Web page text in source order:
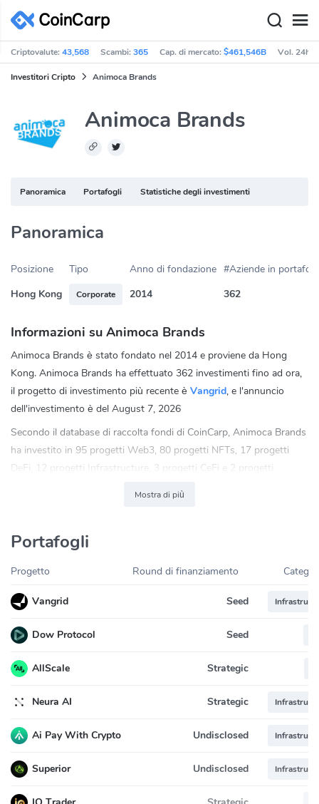
Criptovalute:43,568 Scambi:365 Cap. di mercato:$461,546B Vol. 24h:
Investitori Cripto Animoca Brands
Animoca Brands
Panoramica Portafogli Statistiche degli investimenti
Panoramica
Posizione
Hong Kong
Tipo
Corporate
Anno di fondazione
2014
#Aziende in
362
Informazioni su Animoca Brands
Animoca Brands è stato fondato nel 2014 e proviene da Hong
Kong. Animoca Brands ha effettuato 362 investimenti fino ad ora,
il progetto di investimento più recente è Vangrid, e l'annuncio
dell'investimento è del August 7, 2026
Secondo il database di raccolta fondi di CoinCarp, Animoca Brands
ha investito in 95 progetti Web3, 80 progetti NFTs, 17 progetti
DeFi, 12 progetti Infrastructure, 3 progetti CeFi e 2 progetti
Twitter: https://twitter.com/animocabrands
Mostra di più
Portafogli
Progetto Round di finanziamento
Vangrid Seed
Dow Protocol Seed
AllScale Strategic
Neura AI Strategic
Ai Pay With Crypto Undisclosed
Superior Undisclosed